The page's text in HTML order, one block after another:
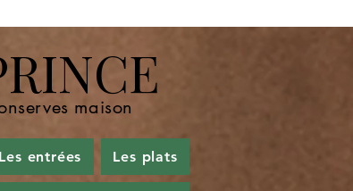
maison
Les entrées Les plats